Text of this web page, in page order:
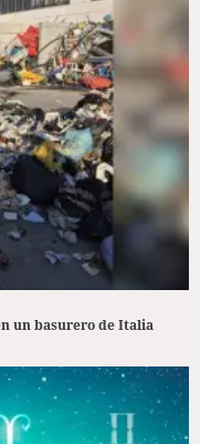
un basurero de Italia